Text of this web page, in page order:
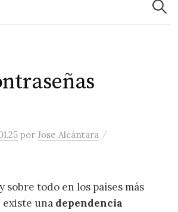
porJose Alcántara /
sobre todo en los países más
una dependencia